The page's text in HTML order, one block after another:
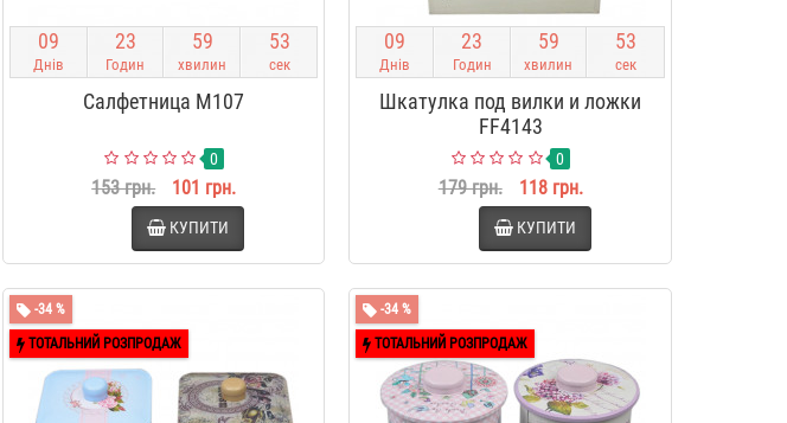
09
Днів
23
Годин
59
хвилин
52
сек
Салфетница M107
0
153 грн. 101 грн.
КУПИТИ
09
Днів
23
Годин
59
хвилин
52
сек
Шкатулка под вилки и ложки
FF4143
0
179 грн. 118 грн.
КУПИТИ
-34 %
ТОТАЛЬНИЙ РОЗПРОДАЖ
-34 %
ТОТАЛЬНИЙ РОЗПРОДАЖ